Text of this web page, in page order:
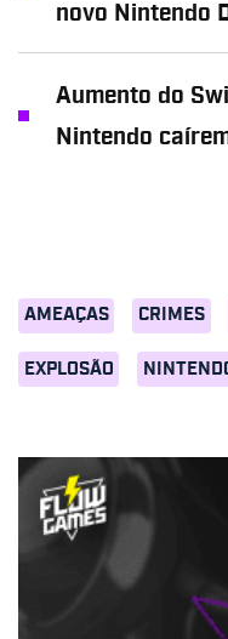
AMEAÇAS CRIMES
EXPLOSÃO
novo Nintendo
Aumento do
Nintendo